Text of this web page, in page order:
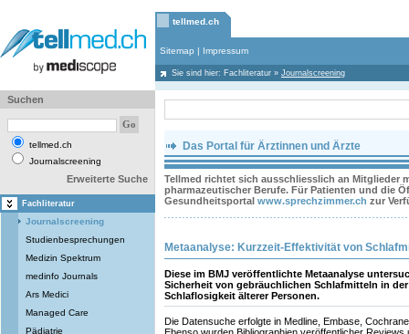
tellmed.ch
Sitemap | Impressum
Sie sind hier: Fachliteratur » Journalscreening
Suchen
tellmed.ch
Journalscreening
Erweiterte Suche
Fachliteratur
Journalscreening
Studienbesprechungen
Medizin Spektrum
medinfo Journals
Ars Medici
Managed Care
Pädiatrie
Das Portal für Ärztinnen und Ärzte
Tellmed richtet sich ausschliesslich an Mitglieder
pharmazeutischer Berufe. Für Patienten und die
Gesundheitsportal www.sprechzimmer.ch zur
Metaanalyse: Kurzzeit-Effektivität von
Diese im BMJ veröffentlichte Metaanalyse
Sicherheit von gebräuchlichen Schlafmitteln in
Schlaflosigkeit älterer Personen.
Die Datensuche erfolgte in Medline, Embase,